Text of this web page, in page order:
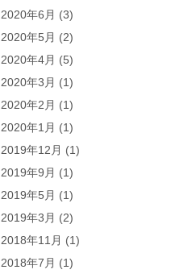
2020年6月 (3)
2020年5月 (2)
2020年4月 (5)
2020年3月 (1)
2020年2月 (1)
2020年1月 (1)
2019年12月 (1)
2019年9月 (1)
2019年5月 (1)
2019年3月 (2)
2018年11月 (1)
2018年7月 (1)